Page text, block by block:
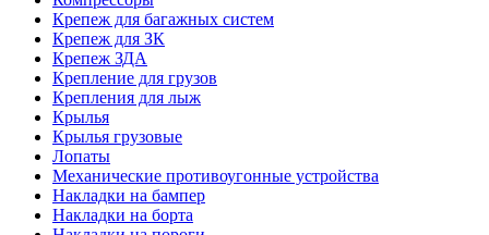
Крепеж для багажных систем
Крепеж для ЗК
Крепеж ЗДА
Крепление для грузов
Крепления для лыж
Крылья
Крылья грузовые
Лопаты
Механические противоугонные устройства
Накладки на бампер
Накладки на борта